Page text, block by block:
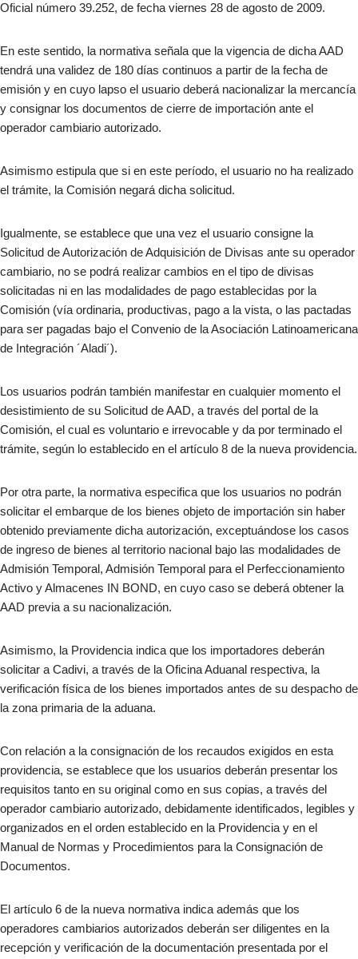
Oficial número 39.252, de fecha viernes 28 de agosto de 2009.
En este sentido, la normativa señala que la vigencia de dicha AAD
tendrá una validez de 180 días continuos a partir de la fecha de
emisión y en cuyo lapso el usuario deberá nacionalizar la mercancía
y consignar los documentos de cierre de importación ante el
operador cambiario autorizado.
Asimismo estipula que si en este período, el usuario no ha realizado
el trámite, la Comisión negará dicha solicitud.
Igualmente, se establece que una vez el usuario consigne la
Solicitud de Autorización de Adquisición de Divisas ante su operador
cambiario, no se podrá realizar cambios en el tipo de divisas
solicitadas ni en las modalidades de pago establecidas por la
Comisión (vía ordinaria, productivas, pago a la vista, o las pactadas
para ser pagadas bajo el Convenio de la Asociación Latinoamericana
de Integración ´Aladi´).
Los usuarios podrán también manifestar en cualquier momento el
desistimiento de su Solicitud de AAD, a través del portal de la
Comisión, el cual es voluntario e irrevocable y da por terminado el
trámite, según lo establecido en el artículo 8 de la nueva providencia.
Por otra parte, la normativa especifica que los usuarios no podrán
solicitar el embarque de los bienes objeto de importación sin haber
obtenido previamente dicha autorización, exceptuándose los casos
de ingreso de bienes al territorio nacional bajo las modalidades de
Admisión Temporal, Admisión Temporal para el Perfeccionamiento
Activo y Almacenes IN BOND, en cuyo caso se deberá obtener la
AAD previa a su nacionalización.
Asimismo, la Providencia indica que los importadores deberán
solicitar a Cadivi, a través de la Oficina Aduanal respectiva, la
verificación física de los bienes importados antes de su despacho de
la zona primaria de la aduana.
Con relación a la consignación de los recaudos exigidos en esta
providencia, se establece que los usuarios deberán presentar los
requisitos tanto en su original como en sus copias, a través del
operador cambiario autorizado, debidamente identificados, legibles y
organizados en el orden establecido en la Providencia y en el
Manual de Normas y Procedimientos para la Consignación de
Documentos.
El artículo 6 de la nueva normativa indica además que los
operadores cambiarios autorizados deberán ser diligentes en la
recepción y verificación de la documentación presentada por el